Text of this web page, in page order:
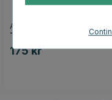
ARMA
Tygelskydd Supafleece
175 kr